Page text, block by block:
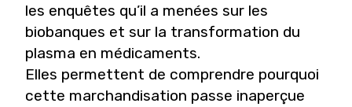
les enquêtes qu’il a menées sur les
biobanques et sur la transformation du
plasma en médicaments.
Elles permettent de comprendre pourquoi
cette marchandisation passe inaperçue